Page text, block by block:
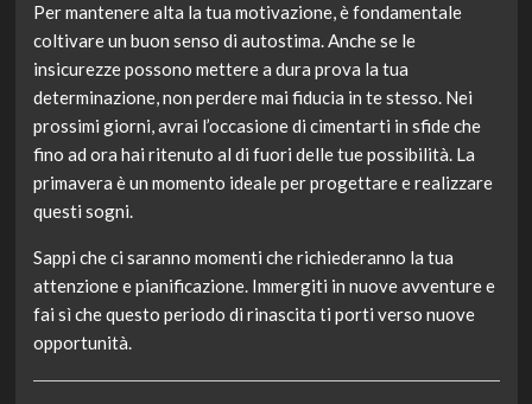
Per mantenere alta la tua motivazione, è fondamentale
coltivare un buon senso di autostima. Anche se le
insicurezze possono mettere a dura prova la tua
determinazione, non perdere mai fiducia in te stesso. Nei
prossimi giorni, avrai l’occasione di cimentarti in sfide che
fino ad ora hai ritenuto al di fuori delle tue possibilità. La
primavera è un momento ideale per progettare e realizzare
questi sogni.
Sappi che ci saranno momenti che richiederanno la tua
attenzione e pianificazione. Immergiti in nuove avventure e
fai sì che questo periodo di rinascita ti porti verso nuove
opportunità.